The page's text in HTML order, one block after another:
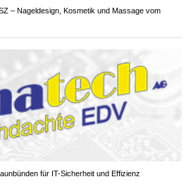
– Nageldesign, Kosmetik und Massage vom
für IT-Sicherheit und Effizienz